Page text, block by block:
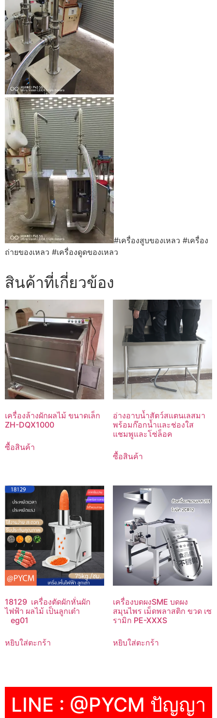
#เครื่องสูบของเหลว #เครื่อง
ถ่ายของเหลว #เครื่องดูดของเหลว
สินค้าที่เกี่ยวข้อง
เครื่องล้างผักผลไม้ ขนาดเล็ก
ZH-DQX1000
ซื้อสินค้า
อ่างอาบน้ำสัตว์สแตนเลสมา
พร้อมก๊อกน้ำและช่องใส
แชมพูและโซ่ล็อค
ซื้อสินค้า
18129 เครื่องตัดผักหั่นผัก
ไฟฟ้า ผลไม้ เป็นลูกเต๋า
eg01
หยิบใส่ตะกร้า
เครื่องบดผงSME บดผง
สมุนไพร เม็ดพลาสติก ขวด เซ
รามิก PE-XXXS
หยิบใส่ตะกร้า
LINE : @PYCM ปัญญา